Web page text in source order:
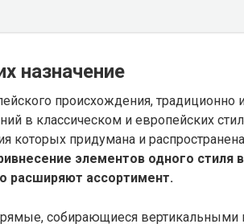
назначение
происхождения,
в классическом и европейских
которых придумана и
элементов одного стиля
расширяют ассортимент.